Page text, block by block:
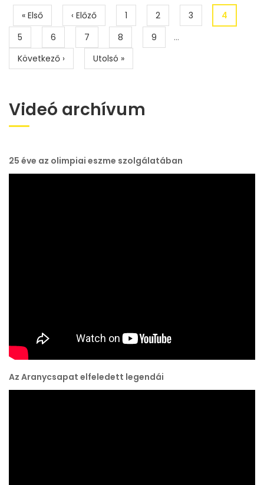
Oldalszámozás
Első
oldal
« Első
Előző
oldal
‹ Előző Page
1 Page
2 Page
3
Jelenlegi
oldal
4
Page
5 Page
6 Page
7 Page
8 Page
9
…
Következő
oldal
Következő ›
Utolsó
oldal
Utolsó »
Videó archívum
25 éve az olimpiai eszme szolgálatában
Az Aranycsapat elfeledett legendái